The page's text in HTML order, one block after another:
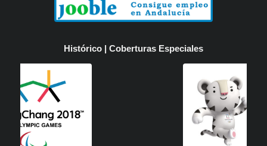
Histórico | Coberturas Especiales